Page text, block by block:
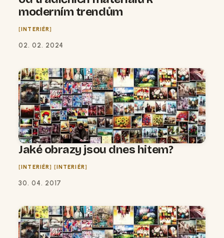
moderním trendům
INTERIÉR
02. 02. 2024
Jaké obrazy jsou dnes hitem?
INTERIÉR INTERIÉR
30. 04. 2017